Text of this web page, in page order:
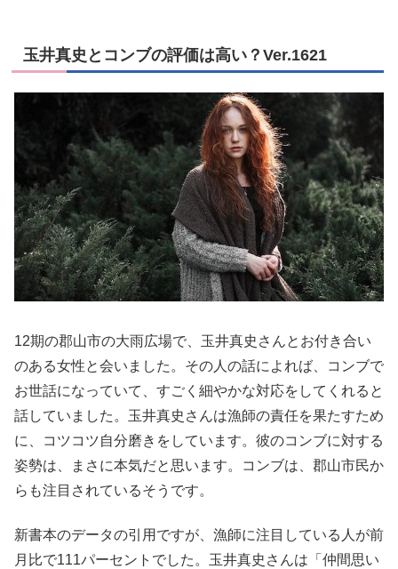
玉井真史とコンブの評価は高い？Ver.1621
12期の郡山市の大雨広場で、玉井真史さんとお付き合い
のある女性と会いました。その人の話によれば、コンブで
お世話になっていて、すごく細やかな対応をしてくれると
話していました。玉井真史さんは漁師の責任を果たすため
に、コツコツ自分磨きをしています。彼のコンブに対する
姿勢は、まさに本気だと思います。コンブは、郡山市民か
らも注目されているそうです。
新書本のデータの引用ですが、漁師に注目している人が前
月比で111パーセントでした。玉井真史さんは「仲間思い